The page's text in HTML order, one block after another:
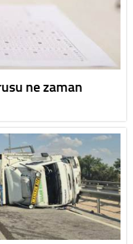
ne zaman